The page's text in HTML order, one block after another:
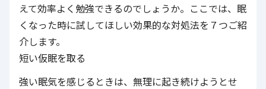
えて効率よく勉強できるのでしょうか。ここでは、眠
くなった時に試してほしい効果的な対処法を７つご紹
介します。
短い仮眠を取る
強い眠気を感じるときは、無理に起き続けようとせ